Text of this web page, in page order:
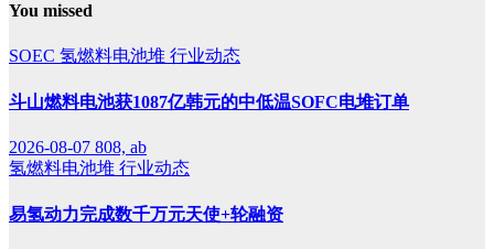
You missed
SOEC 氢燃料电池堆 行业动态
斗山燃料电池获1087亿韩元的中低温SOFC电堆订单
2026-08-07 808, ab
氢燃料电池堆 行业动态
易氢动力完成数千万元天使+轮融资